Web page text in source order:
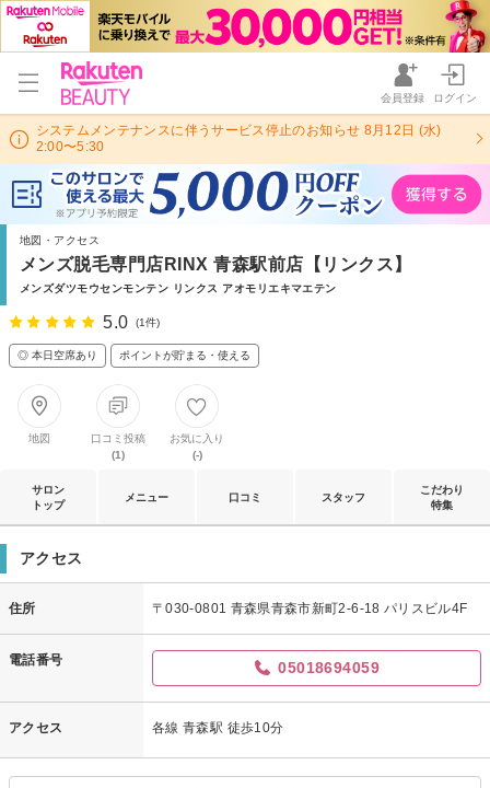
会員登録 ログイン
システムメンテナンスに伴うサービス停止のお知らせ 8月12日 (水)
2:00〜5:30
地図・アクセス
メンズ脱毛専門店RINX 青森駅前店【リンクス】
メンズダツモウセンモンテン リンクス アオモリエキマエテン
5.0 (1件)
◎ 本日空席あり ポイントが貯まる・使える
地図
口コミ投稿
(1)
お気に入り
(-)
サロン
トップ
メニュー 口コミ スタッフ
こだわり
特集
アクセス
住所 〒030-0801 青森県青森市新町2-6-18 パリスビル4F
電話番号 05018694059
アクセス 各線 青森駅 徒歩10分